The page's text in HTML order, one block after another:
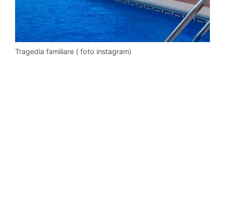
Tragedia familiare ( foto instagram)